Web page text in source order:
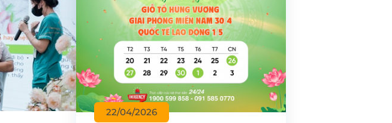
22/04/2026